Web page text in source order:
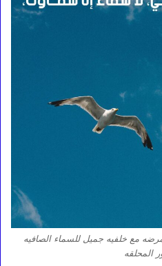
مع خلفيه جميل للسماء الصافيه
المحلقه